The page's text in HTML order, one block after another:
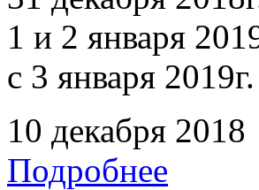
1 и 2 января
с 3 января
10 декабря 2018
Подробнее